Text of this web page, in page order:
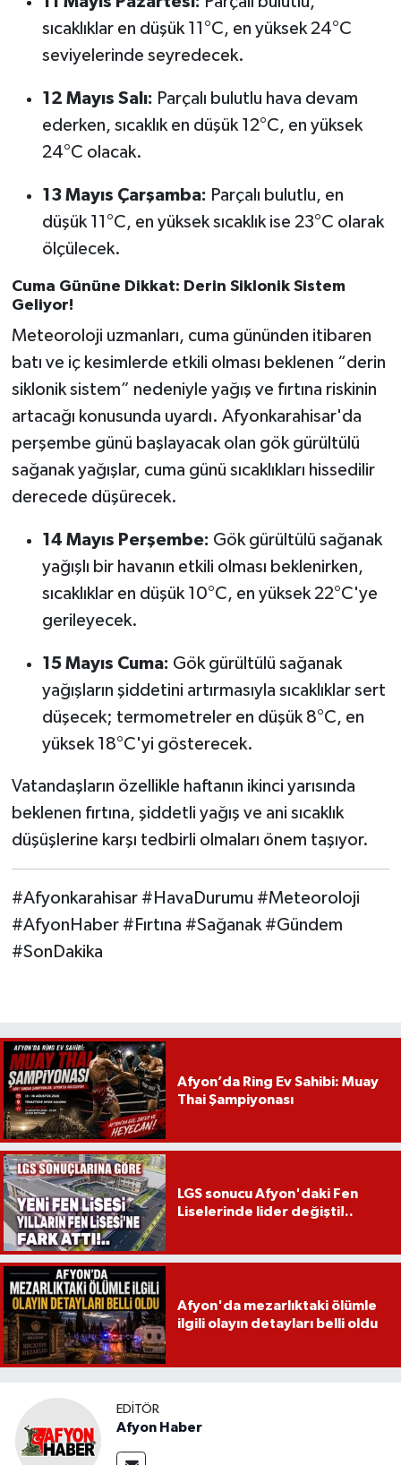
sıcaklıklar en düşük 11°C, en yüksek 24°C
seviyelerinde seyredecek.
12 Mayıs Salı: Parçalı bulutlu hava devam
ederken, sıcaklık en düşük 12°C, en yüksek
24°C olacak.
13 Mayıs Çarşamba: Parçalı bulutlu, en
düşük 11°C, en yüksek sıcaklık ise 23°C olarak
ölçülecek.
Cuma Gününe Dikkat: Derin Siklonik Sistem
Geliyor!
Meteoroloji uzmanları, cuma gününden itibaren
batı ve iç kesimlerde etkili olması beklenen “derin
siklonik sistem” nedeniyle yağış ve fırtına riskinin
artacağı konusunda uyardı. Afyonkarahisar'da
perşembe günü başlayacak olan gök gürültülü
sağanak yağışlar, cuma günü sıcaklıkları hissedilir
derecede düşürecek.
14 Mayıs Perşembe: Gök gürültülü sağanak
yağışlı bir havanın etkili olması beklenirken,
sıcaklıklar en düşük 10°C, en yüksek 22°C'ye
gerileyecek.
15 Mayıs Cuma: Gök gürültülü sağanak
yağışların şiddetini artırmasıyla sıcaklıklar sert
düşecek; termometreler en düşük 8°C, en
yüksek 18°C'yi gösterecek.
Vatandaşların özellikle haftanın ikinci yarısında
beklenen fırtına, şiddetli yağış ve ani sıcaklık
düşüşlerine karşı tedbirli olmaları önem taşıyor.
#Afyonkarahisar #HavaDurumu #Meteoroloji
#AfyonHaber #Fırtına #Sağanak #Gündem
#SonDakika
Afyon’da Ring Ev Sahibi: Muay
Thai Şampiyonası
LGS sonucu Afyon'daki Fen
Liselerinde lider değişti!..
Afyon'da mezarlıktaki ölümle
ilgili olayın detayları belli oldu
EDITÖR
Afyon Haber